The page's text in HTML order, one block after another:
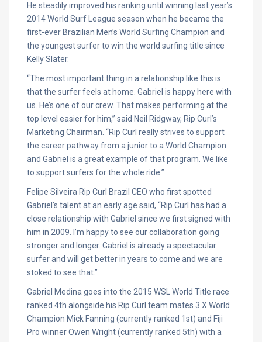
He steadily improved his ranking until winning last year’s
2014 World Surf League season when he became the
first-ever Brazilian Men’s World Surfing Champion and
the youngest surfer to win the world surfing title since
Kelly Slater.
“The most important thing in a relationship like this is
that the surfer feels at home. Gabriel is happy here with
us. He’s one of our crew. That makes performing at the
top level easier for him,” said Neil Ridgway, Rip Curl’s
Marketing Chairman. “Rip Curl really strives to support
the career pathway from a junior to a World Champion
and Gabriel is a great example of that program. We like
to support surfers for the whole ride.”
Felipe Silveira Rip Curl Brazil CEO who first spotted
Gabriel’s talent at an early age said, “Rip Curl has had a
close relationship with Gabriel since we first signed with
him in 2009. I’m happy to see our collaboration going
stronger and longer. Gabriel is already a spectacular
surfer and will get better in years to come and we are
stoked to see that.”
Gabriel Medina goes into the 2015 WSL World Title race
ranked 4th alongside his Rip Curl team mates 3 X World
Champion Mick Fanning (currently ranked 1st) and Fiji
Pro winner Owen Wright (currently ranked 5th) with a